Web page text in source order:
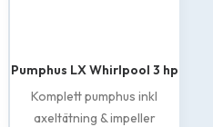
Pumphus LX Whirlpool 3 hp
Komplett pumphus inkl
axeltätning & impeller